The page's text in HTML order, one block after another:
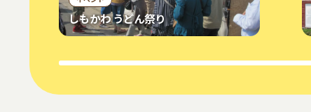
しもかわ うどん祭り